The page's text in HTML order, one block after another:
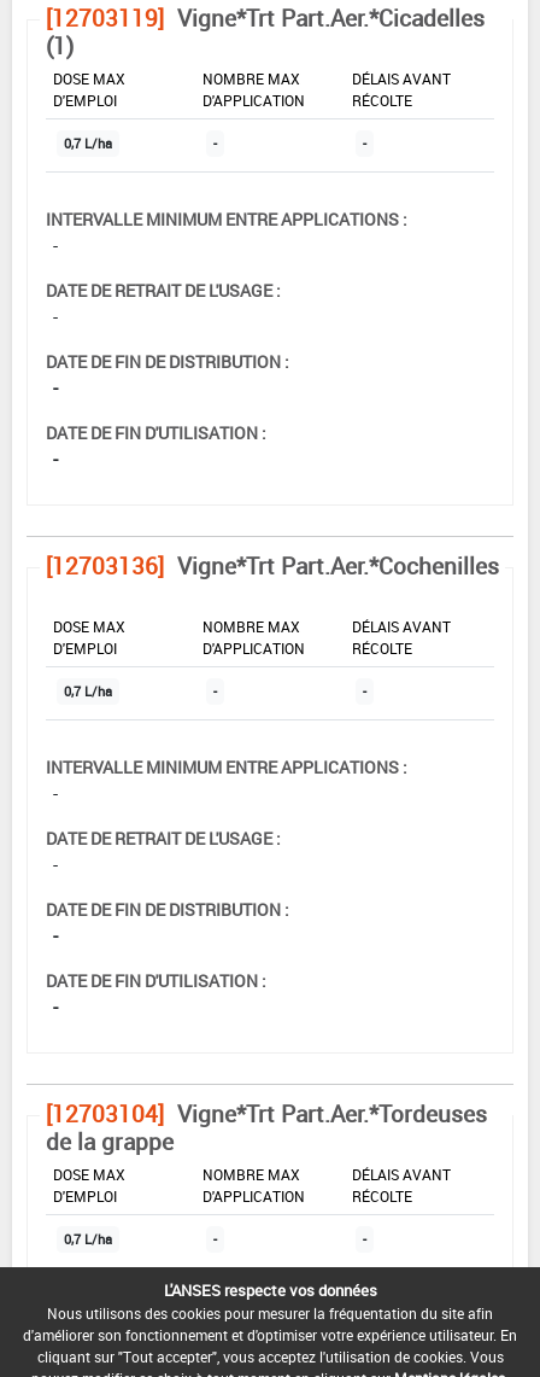
[12703119] Vigne*Trt Part.Aer.*Cicadelles
(1)
DOSE MAX
D'EMPLOI
NOMBRE MAX
D'APPLICATION
DÉLAIS AVANT
RÉCOLTE
0,7 L/ha - -
INTERVALLE MINIMUM ENTRE APPLICATIONS :
-
DATE DE RETRAIT DE L'USAGE :
-
DATE DE FIN DE DISTRIBUTION :
-
DATE DE FIN D'UTILISATION :
-
[12703136] Vigne*Trt Part.Aer.*Cochenilles
DOSE MAX
D'EMPLOI
NOMBRE MAX
D'APPLICATION
DÉLAIS AVANT
RÉCOLTE
0,7 L/ha - -
INTERVALLE MINIMUM ENTRE APPLICATIONS :
-
DATE DE RETRAIT DE L'USAGE :
-
DATE DE FIN DE DISTRIBUTION :
-
DATE DE FIN D'UTILISATION :
-
[12703104] Vigne*Trt Part.Aer.*Tordeuses
de la grappe
DOSE MAX
D'EMPLOI
NOMBRE MAX
D'APPLICATION
DÉLAIS AVANT
RÉCOLTE
0,7 L/ha - -
INTERVALLE MINIMUM ENTRE APPLICATIONS :
-
L'ANSES respecte vos données
Nous utilisons des cookies pour mesurer la fréquentation du site afin
d'améliorer son fonctionnement et d'optimiser votre expérience utilisateur. En
cliquant sur "Tout accepter", vous acceptez l'utilisation de cookies. Vous